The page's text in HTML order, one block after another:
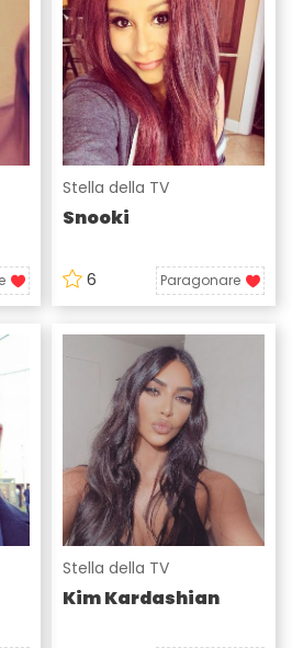
Stella della TV
Snooki
6 Paragonare
Stella della TV
Kim Kardashian